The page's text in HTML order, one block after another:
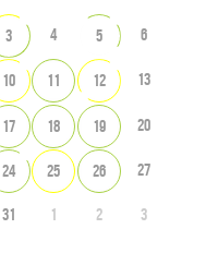
3 4 5 6
10 11 12 13
17 18 19 20
24 25 26 27
31 1 2 3